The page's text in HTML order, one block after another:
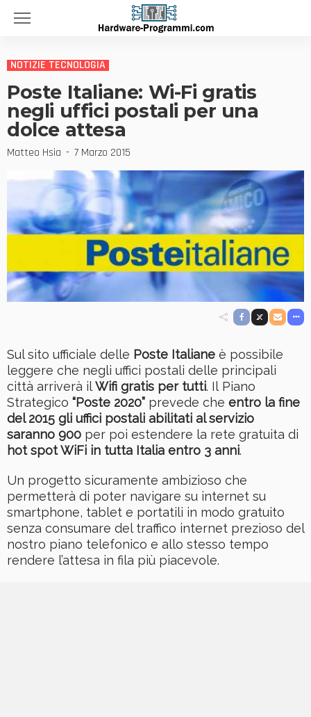
NOTIZIE TECNOLOGIA
Poste Italiane: Wi-Fi gratis
negli uffici postali per una
dolce attesa
Matteo Hsia 7 Marzo 2015
Sul sito ufficiale delle Poste Italiane è possibile
leggere che negli uffici postali delle principali
città arriverà ilWifi gratis per tutti. Il Piano
Strategico “Poste 2020” prevede che entro la fine
del 2015 gli uffici postali abilitati al servizio
saranno 900 per poi estendere la rete gratuita di
hot spot WiFi in tutta Italia entro 3 anni.
Un progetto sicuramente ambizioso che
permetterà di poter navigare su internet su
smartphone, tablet e portatili in modo gratuito
senza consumare del traffico internet prezioso del
nostro piano telefonico e allo stesso tempo
rendere l’attesa in fila più piacevole.